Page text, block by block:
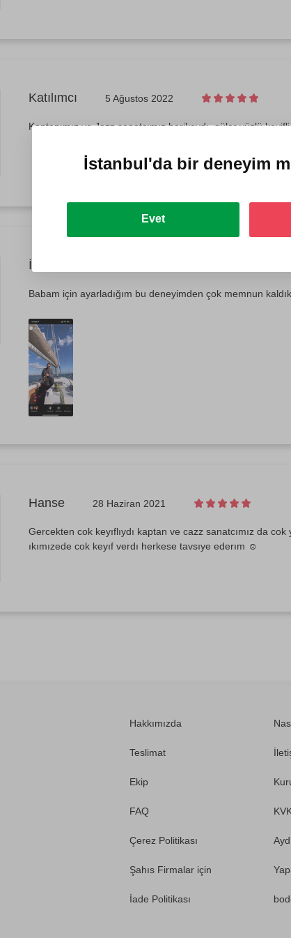
Katılımcı 5 Ağustos 2022
Kaptanımız ve Jazz sanatçımız harikaydı, güler yüzlü
İlke
Babam için ayarladığım bu deneyimden çok memnun
Hanse 28 Haziran 2021
Gercekten cok keyıflıydı kaptan ve cazz sanatcımız da cok
ıkımızede cok keyıf verdı herkese tavsıye ederım ☺️
Hakkımızda
Teslimat
Ekip
FAQ
Çerez Politikası
Şahıs Firmalar için
İade Politikası
İstanbul'dabir deneyim
Evet